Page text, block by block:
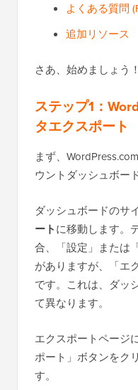
よくある質問
追加リソース
さあ、始めましょう！
ステップ1：
タエクスポート
まず、
ウントダッシュボー
ダッシュボードのサ
ートに移動します。
合、「設定」または
がありますが、「エ
です。これは、ダッ
て異なります。
エクスポートページ
ポート」ボタンをク
す。